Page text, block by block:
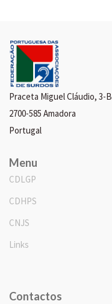
Praceta Miguel Cláudio, 3-B
2700-585 Amadora
Portugal
Menu
CDLGP
CDHPS
CNJS
Links
Contactos